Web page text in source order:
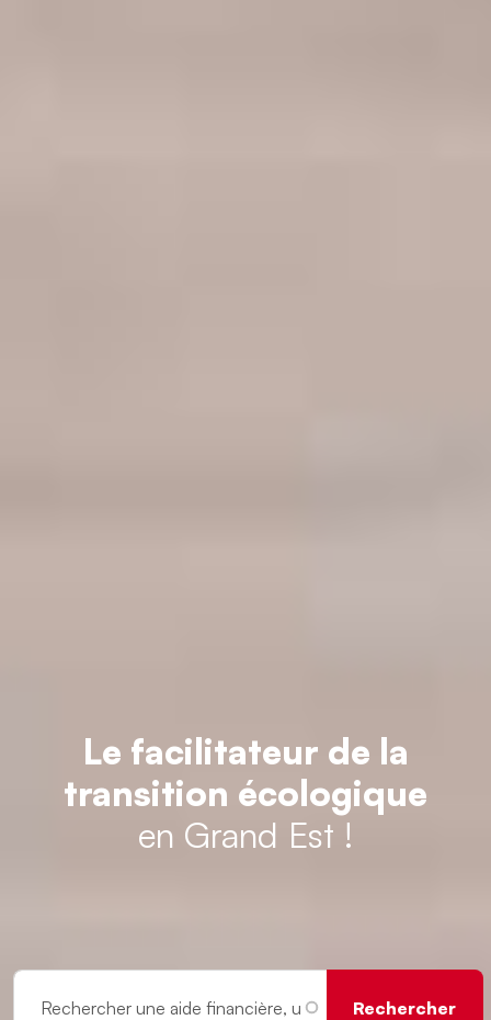
Le facilitateur de la
transition écologique
en Grand Est !